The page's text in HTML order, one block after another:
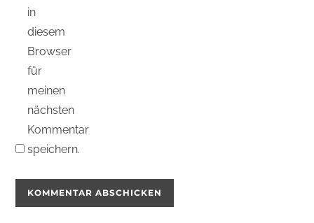
in
diesem
Browser
für
meinen
nächsten
Kommentar
speichern.